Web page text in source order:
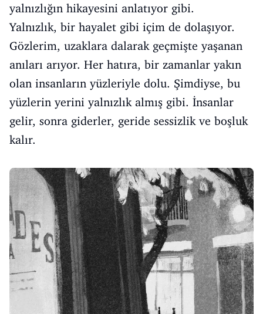
yalnızlığın hikayesini anlatıyor gibi.
Yalnızlık, bir hayalet gibi içim de dolaşıyor.
Gözlerim, uzaklara dalarak geçmişte yaşanan
anıları arıyor. Her hatıra, bir zamanlar yakın
olan insanların yüzleriyle dolu. Şimdiyse, bu
yüzlerin yerini yalnızlık almış gibi. İnsanlar
gelir, sonra giderler, geride sessizlik ve boşluk
kalır.